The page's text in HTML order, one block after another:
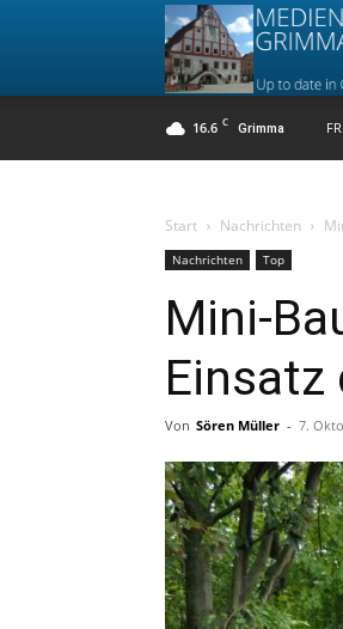
16.6 C Grimma
Start Nachrichten
Nachrichten Top
Mini-
Einsatz
Von Sören Müller - 7.